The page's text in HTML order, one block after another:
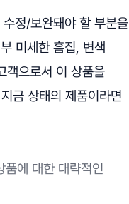
정/보완돼야 할 부분을
미세한 흠집, 변색
객으로서 이 상품을
금 상태의 제품이라면
에 대한 대략적인